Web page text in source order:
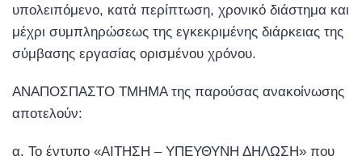
υπολειπόμενο, κατά περίπτωση, χρονικό διάστημα και
μέχρι συμπληρώσεως της εγκεκριμένης διάρκειας της
σύμβασης εργασίας ορισμένου χρόνου.
ΑΝΑΠΟΣΠΑΣΤΟ ΤΜΗΜΑ της παρούσας ανακοίνωσης
αποτελούν:
α. Το έντυπο «ΑΙΤΗΣΗ – ΥΠΕΥΘΥΝΗ ΔΗΛΩΣΗ» που